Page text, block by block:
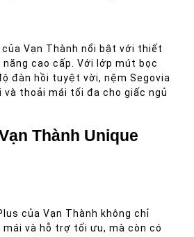
của Vạn Thành nổi bật với thiết
cao cấp. Với lớp mút bọc
đàn hồi tuyệt vời, nệm Segovia
và thoải mái tối đa cho giấc ngủ
Thành Unique
của Vạn Thành không chỉ
và hỗ trợ tối ưu, mà còn có